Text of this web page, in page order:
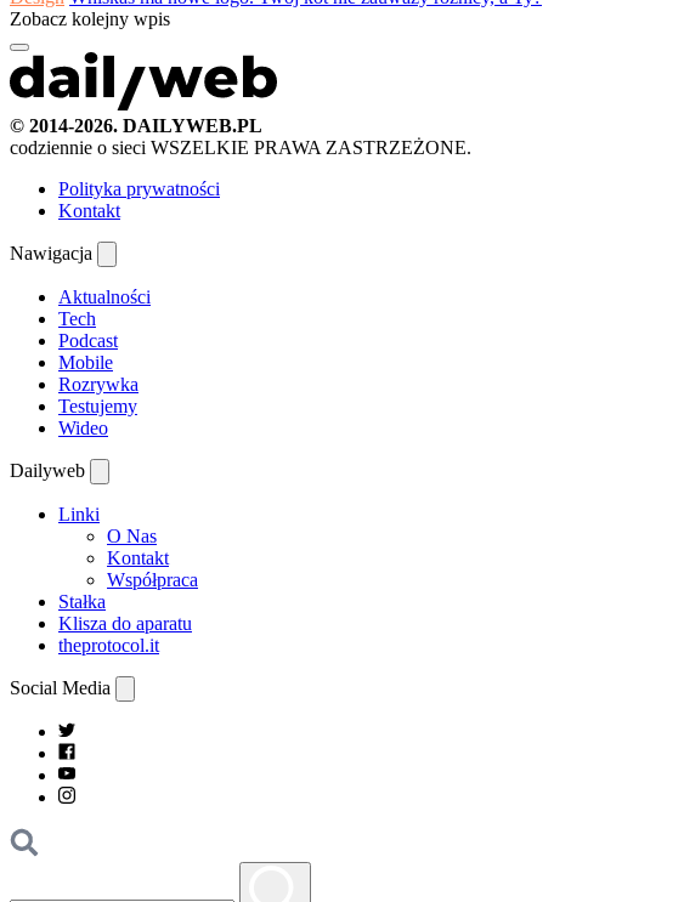
Zobacz kolejny wpis
© 2014-2026. DAILYWEB.PL
codziennie o sieci WSZELKIE PRAWA ZASTRZEŻONE.
Polityka prywatności
Kontakt
Nawigacja
Aktualności
Tech
Podcast
Mobile
Rozrywka
Testujemy
Wideo
Dailyweb
Linki
O Nas
Kontakt
Współpraca
Stałka
Klisza do aparatu
theprotocol.it
Social Media